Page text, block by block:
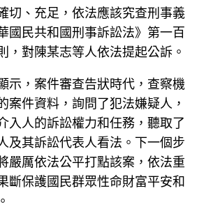
切、充足，依法應該究查刑事義
國民共和國刑事訴訟法》第一百
，對陳某志等人依法提起公訴。
示，案件審查告狀時代，查察機
案件資料，詢問了犯法嫌疑人，
入人的訴訟權力和任務，聽取了
及其訴訟代表人看法。下一個步
嚴厲依法公平打點該案，依法重
斷保護國民群眾性命財富平安和